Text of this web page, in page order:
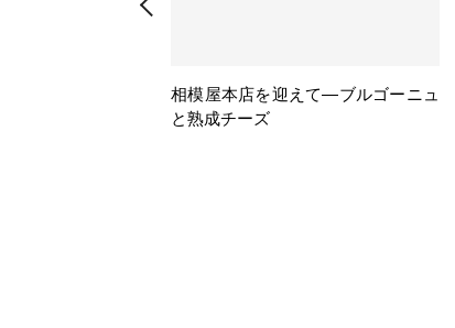
相模屋本店を迎えて―ブルゴーニュ
と熟成チーズ